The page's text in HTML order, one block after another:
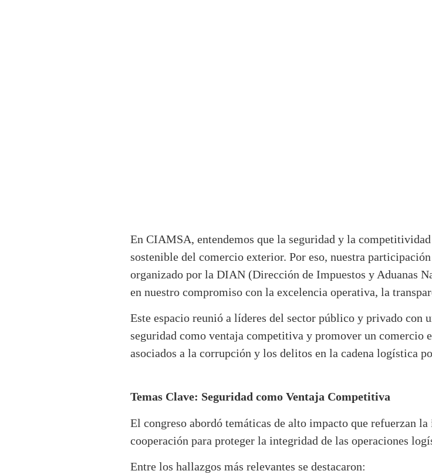
En CIAMSA, entendemos que la seguridad y la
sostenible del comercio exterior. Por eso, nuestra
organizado por la DIAN (Dirección de Impuestos y Aduanas
en nuestro compromiso con la excelencia operativa, la
Este espacio reunió a líderes del sector público y privado con
seguridad como ventaja competitiva y promover un comercio
asociados a la corrupción y los delitos en la cadena logística
Temas Clave: Seguridad como Ventaja Competitiva
El congreso abordó temáticas de alto impacto que refuerzan
cooperación para proteger la integridad de las operaciones
Entre los hallazgos más relevantes se destacaron: